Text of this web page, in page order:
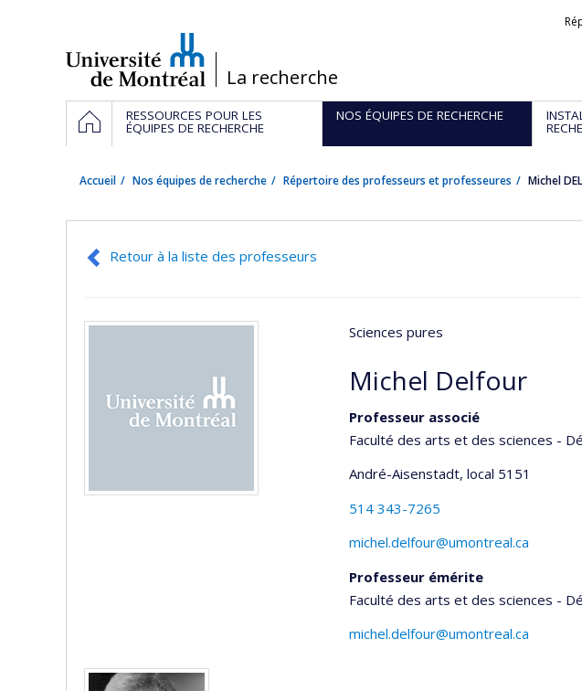
/La recherche
Navigation
principale
ACCUEILRESSOURCES POUR LES
ÉQUIPES DE RECHERCHE
NOS ÉQUIPES DE RECHERCHE
Accueil Nos équipes de recherche Répertoire des professeurs et professeures Michel
Retour à la liste des professeurs
Sciences pures
Michel Delfour
Professeur associé
Faculté des arts et des sciences -
André-Aisenstadt, local 5151
514 343-7265
michel.delfour@umontreal.ca
Professeur émérite
Faculté des arts et des sciences -
michel.delfour@umontreal.ca
Médias